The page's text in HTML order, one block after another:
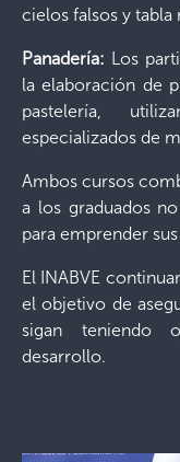
cielos falsos y tabla
Panadería: Los
la elaboración de
pastelería,
especializados de
Ambos cursos
a los graduados
para emprender
El INABVE
el objetivo de
sigan teniendo
desarrollo.